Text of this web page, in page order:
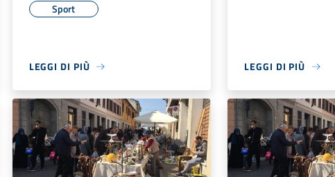
Sport
LEGGI DI PIÙ LEGGI DI PIÙ